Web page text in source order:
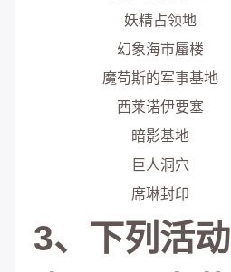
妖精占领地
幻象海市蜃楼
魔苟斯的军事基地
西莱诺伊要塞
暗影基地
巨人洞穴
席琳封印
3、下列活